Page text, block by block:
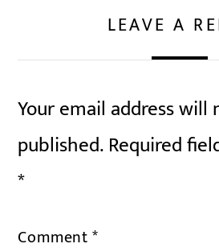
LEAVE A
Your email address will
published.Required
*
Comment*